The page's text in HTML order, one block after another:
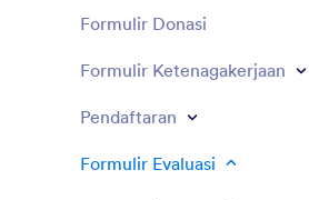
Formulir Donasi
Formulir Ketenagakerjaan
Pendaftaran
Formulir Evaluasi